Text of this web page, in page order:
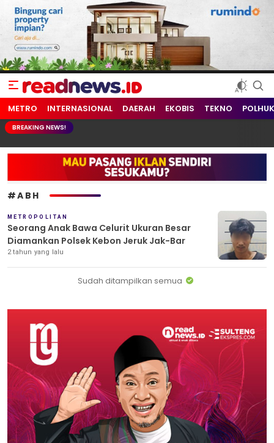
readnews.id
Berita Terkini, Update Terbaru Hari ini dari Indonesia dan Dunia
METRO INTERNASIONAL DAERAH EKOBIS TEKNO
BREAKING NEWS!
#ABH
METROPOLITAN
Seorang Anak Bawa Celurit Ukuran Besar
Diamankan Polsek Kebon Jeruk Jak-Bar
2 tahun yang lalu
Sudah ditampilkan semua